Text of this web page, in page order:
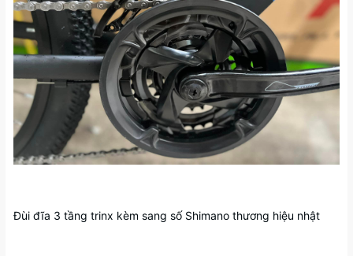
Đùi đĩa 3 tầng trinx kèm sang số Shimano thương hiệu nhật